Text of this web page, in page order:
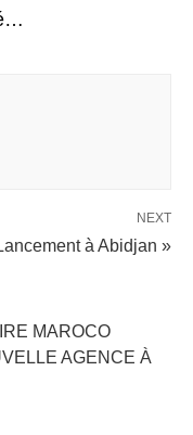
NEXT
à Abidjan »
MAROCO
AGENCE À